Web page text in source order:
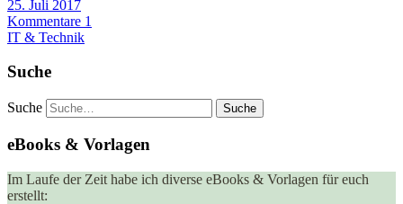
25. Juli 2017
Kommentare 1
IT & Technik
Suche
Suche
eBooks & Vorlagen
Im Laufe der Zeit habe ich diverse eBooks & Vorlagen für euch
erstellt: